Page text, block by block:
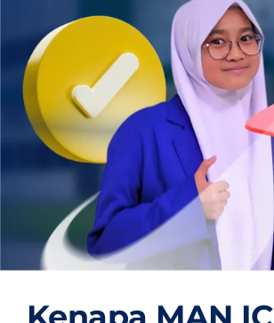
OUR PROGRAM
REGISTRATION
CONTACT US